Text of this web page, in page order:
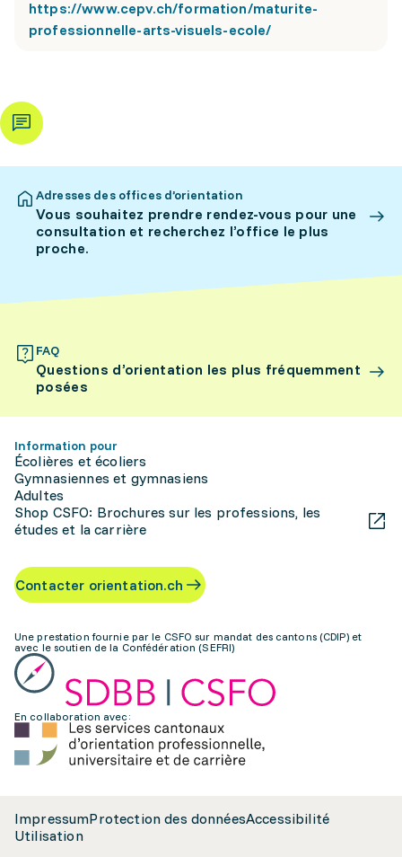
https://www.cepv.ch/formation/maturite-
professionnelle-arts-visuels-ecole/
Adresses des offices d’orientation
Vous souhaitez prendre rendez-vous pour une
consultation et recherchez l’office le plus
proche.
FAQ
Questions d’orientation les plus fréquemment
posées
Information pour
Écolières et écoliers
Gymnasiennes et gymnasiens
Adultes
Shop CSFO: Brochures sur les professions, les
études et la carrière
Contacter orientation.ch
Une prestation fournie par le CSFO sur mandat des cantons (CDIP) et
avec le soutien de la Confédération (SEFRI)
En collaboration avec:
ImpressumProtection des donnéesAccessibilité
Utilisation